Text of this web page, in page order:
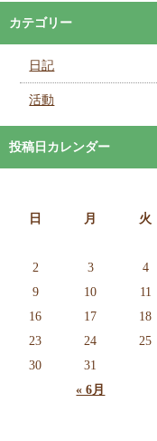
カテゴリー
日記
活動
投稿日カレンダー
日 月 火
« 6月
2
3 4
9
10 11
16
17 18
23
24 25
30
31